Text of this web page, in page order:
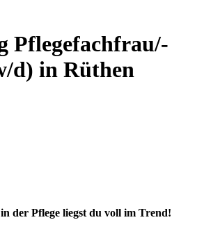
Pflegefachfrau/-
d) in Rüthen
der Pflege liegst du voll im Trend!